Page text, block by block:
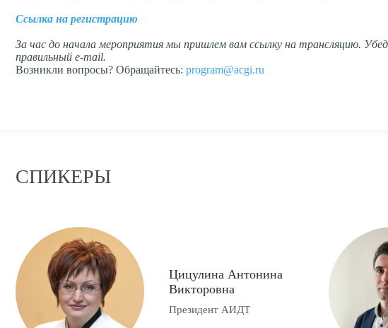
Ссылка на регистрацию
За час до начала мероприятия мы пришлем вам ссылку на трансляцию.
правильный e-mail.
Возникли вопросы? Обращайтесь: program@acgi.ru
СПИКЕРЫ
Цицулина Антонина
Викторовна
Президент АИДТ